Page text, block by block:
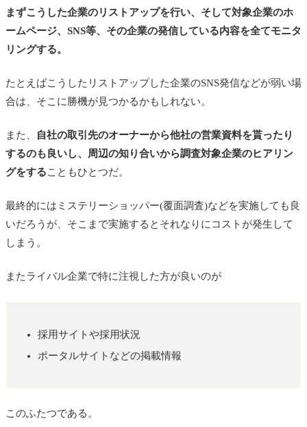
まずこうした企業のリストアップを行い、そして対象企業のホ
ームページ、SNS等、その企業の発信している内容を全てモニタ
リングする。
たとえばこうしたリストアップした企業のSNS発信などが弱い場
合は、そこに勝機が見つかるかもしれない。
また、
自社の取引先のオーナーから他社の営業資料を貰ったり
するのも良いし、周辺の知り合いから調査対象企業のヒアリン
グをすることもひとつだ。
最終的にはミステリーショッパー(覆面調査)などを実施しても良
いだろうが、そこまで実施するとそれなりにコストが発生して
しまう。
またライバル企業で特に注視した方が良いのが
採用サイトや採用状況
ポータルサイトなどの掲載情報
このふたつである。